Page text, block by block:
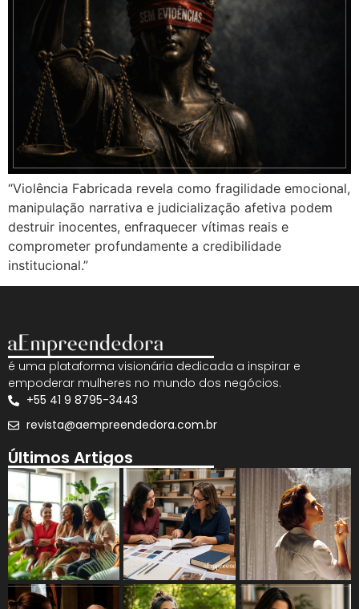
“Violência Fabricada revela como fragilidade emocional,
manipulação narrativa e judicialização afetiva podem
destruir inocentes, enfraquecer vítimas reais e
comprometer profundamente a credibilidade
institucional.”
é uma plataforma visionária dedicada a inspirar e
empoderar mulheres no mundo dos negócios.
+55 41 9 8795-3443
revista@aempreendedora.com.br
Últimos Artigos